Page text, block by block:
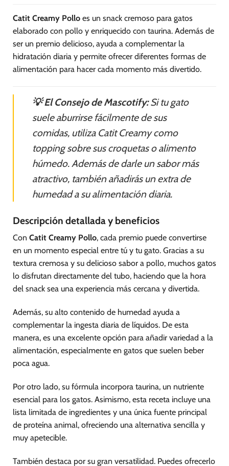
Catit Creamy Pollo es un snack cremoso para gatos
elaborado con pollo y enriquecido con taurina. Además de
ser un premio delicioso, ayuda a complementar la
hidratación diaria y permite ofrecer diferentes formas de
alimentación para hacer cada momento más divertido.
💡 El Consejo de Mascotify:Si tu gato
suele aburrirse fácilmente de sus
comidas, utiliza Catit Creamy como
topping sobre sus croquetas o alimento
húmedo. Además de darle un sabor más
atractivo, también añadirás un extra de
humedad a su alimentación diaria.
Descripción detallada y beneficios
Con Catit Creamy Pollo, cada premio puede convertirse
en un momento especial entre tú y tu gato. Gracias a su
textura cremosa y su delicioso sabor a pollo, muchos gatos
lo disfrutan directamente del tubo, haciendo que la hora
del snack sea una experiencia más cercana y divertida.
Además, su alto contenido de humedad ayuda a
complementar la ingesta diaria de líquidos. De esta
manera, es una excelente opción para añadir variedad a la
alimentación, especialmente en gatos que suelen beber
poca agua.
Por otro lado, su fórmula incorpora taurina, un nutriente
esencial para los gatos. Asimismo, esta receta incluye una
lista limitada de ingredientes y una única fuente principal
de proteína animal, ofreciendo una alternativa sencilla y
muy apetecible.
También destaca por su gran versatilidad. Puedes ofrecerlo